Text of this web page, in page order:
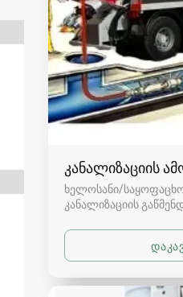
კანალიზაციის
ხელოსანი/
კანალიზაციის